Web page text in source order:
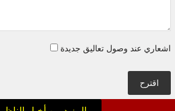
اشعاري عند وصول تعاليق جديدة
اقترح